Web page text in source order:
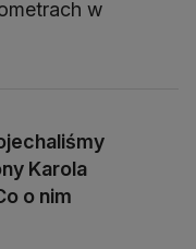
w
Karola
o nim